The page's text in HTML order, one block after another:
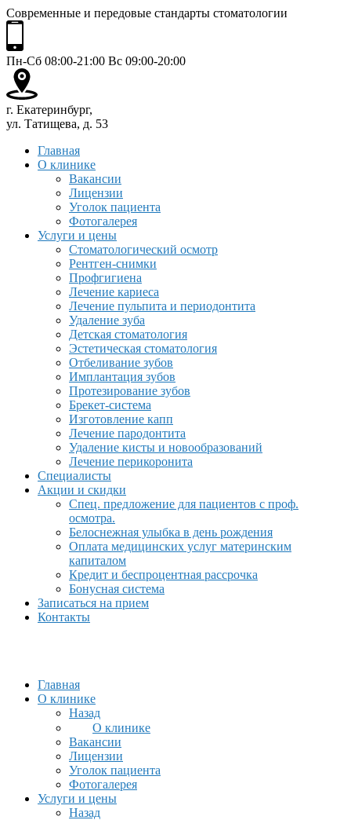
Современные и передовые стандарты стоматологии
Пн-Сб 08:00-21:00 Вс 09:00-20:00
г. Екатеринбург,
ул. Татищева, д. 53
Главная
О клинике
Вакансии
Лицензии
Уголок пациента
Фотогалерея
Услуги и цены
Стоматологический осмотр
Рентген-снимки
Профгигиена
Лечение кариеса
Лечение пульпита и периодонтита
Удаление зуба
Детская стоматология
Эстетическая стоматология
Отбеливание зубов
Имплантация зубов
Протезирование зубов
Брекет-система
Изготовление капп
Лечение пародонтита
Удаление кисты и новообразований
Лечение перикоронита
Специалисты
Акции и скидки
Спец. предложение для пациентов с проф.
осмотра.
Белоснежная улыбка в день рождения
Оплата медицинских услуг материнским
капиталом
Кредит и беспроцентная рассрочка
Бонусная система
Записаться на прием
Контакты
Главная
О клинике
Назад
О клинике
Вакансии
Лицензии
Уголок пациента
Фотогалерея
Услуги и цены
Назад